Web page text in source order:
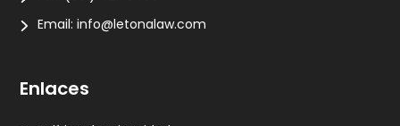
Email:info@letonalaw.com
Enlaces